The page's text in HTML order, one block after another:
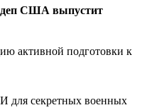
США выпустит
активной подготовки к